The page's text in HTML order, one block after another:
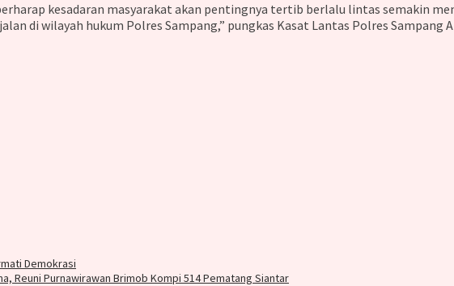
kesadaran masyarakat akan pentingnya tertib berlalu lintas semakin
di wilayah hukum Polres Sampang,” pungkas Kasat Lantas Polres Sampang
Demokrasi
Reuni Purnawirawan Brimob Kompi 514 Pematang Siantar